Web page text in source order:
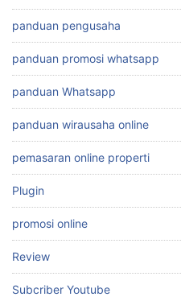
panduan pengusaha
panduan promosi whatsapp
panduan Whatsapp
panduan wirausaha online
pemasaran online properti
Plugin
promosi online
Review
Subcriber Youtube